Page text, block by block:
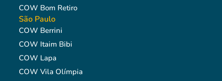
COW Bom Retiro
São Paulo
COW Berrini
COW Itaim Bibi
COW Lapa
COW Vila Olímpia